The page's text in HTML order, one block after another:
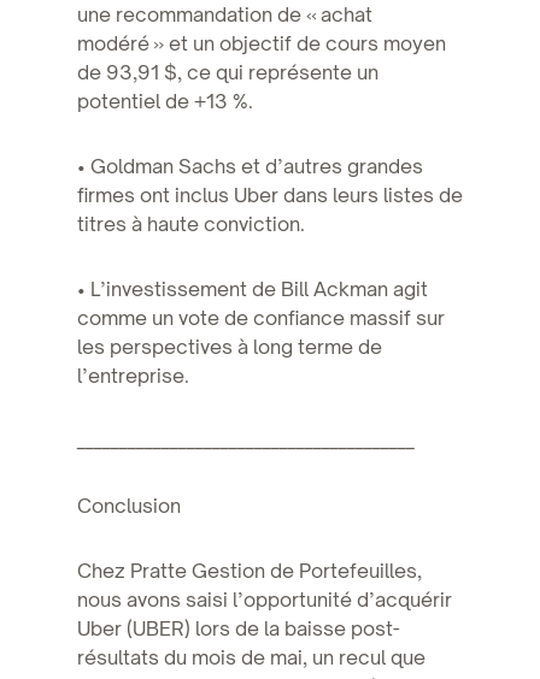
une recommandation de « achat
modéré » et un objectif de cours moyen
de 93,91 $, ce qui représente un
potentiel de +13 %.
• Goldman Sachs et d’autres grandes
firmes ont inclus Uber dans leurs listes de
titres à haute conviction.
• L’investissement de Bill Ackman agit
comme un vote de confiance massif sur
les perspectives à long terme de
l’entreprise.
Conclusion
Chez Pratte Gestion de Portefeuilles,
nous avons saisi l’opportunité d’acquérir
Uber (UBER) lors de la baisse post-
résultats du mois de mai, un recul que